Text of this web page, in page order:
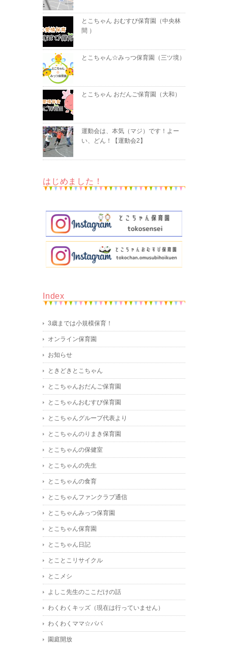
とこちゃん おむすび保育園（中央林
間 ）
とこちゃん☆みっつ保育園（三ツ境）
とこちゃん おだんご保育園（大和）
運動会は、本気（マジ）です！よー
い、どん！【運動会2】
はじめました！
Index
3歳までは小規模保育！
オンライン保育園
お知らせ
ときどきとこちゃん
とこちゃんおだんご保育園
とこちゃんおむすび保育園
とこちゃんグループ代表より
とこちゃんのりまき保育園
とこちゃんの保健室
とこちゃんの先生
とこちゃんの食育
とこちゃんファンクラブ通信
とこちゃんみっつ保育園
とこちゃん保育園
とこちゃん日記
とことこリサイクル
とこメシ
よしこ先生のここだけの話
わくわくキッズ（現在は行っていません）
わくわくママ☆パパ
園庭開放